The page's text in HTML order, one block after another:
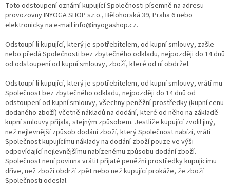
Toto odstoupení oznámí kupující Společnosti písemně na adresu
provozovny INYOGA SHOP s.r.o., Bělohorská 39, Praha 6 nebo
elektronicky na e-mail info@inyogashop.cz.
Odstoupí-li kupující, který je spotřebitelem, od kupní smlouvy, zašle
nebo předá Společnosti bez zbytečného odkladu, nejpozději do 14 dnů
od odstoupení od kupní smlouvy, zboží, které od ní obdržel.
Odstoupí-li kupující, který je spotřebitelem, od kupní smlouvy, vrátí mu
Společnost bez zbytečného odkladu, nejpozději do 14 dnů od
odstoupení od kupní smlouvy, všechny peněžní prostředky (kupní cenu
dodaného zboží) včetně nákladů na dodání, které od něho na základě
kupní smlouvy přijala, stejným způsobem. Jestliže kupující zvolil jiný,
než nejlevnější způsob dodání zboží, který Společnost nabízí, vrátí
Společnost kupujícímu náklady na dodání zboží pouze ve výši
odpovídající nejlevnějšímu nabízenému způsobu dodání zboží.
Společnost není povinna vrátit přijaté peněžní prostředky kupujícímu
dříve, než zboží obdrží zpět nebo než kupující prokáže, že zboží
Společnosti odeslal.